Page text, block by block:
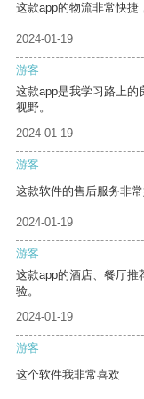
这款app的物流非常快捷
2024-01-19
游客
这款app是我学习路上的
视野。
2024-01-19
游客
这款软件的售后服务非
2024-01-19
游客
这款app的酒店、餐厅推
验。
2024-01-19
游客
这个软件我非常喜欢